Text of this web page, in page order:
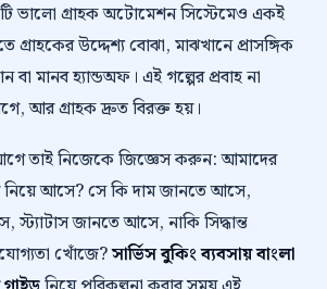
ভালো গ্রাহক অটোমেশন সিস্টেমেও একই
উদ্দেশ্য বোঝা, মাঝখানে প্রাসঙ্গিক
বা মানব হ্যান্ডঅফ। এই গল্পের প্রবাহ না
আর গ্রাহক দ্রুত বিরক্ত হয়।
তাই নিজেকে জিজ্ঞেস করুন: আমাদের
নিয়ে আসে? সে কি দাম জানতে আসে,
জানতে আসে, নাকি সিদ্ধান্ত
খোঁজে?সার্ভিস বুকিং ব্যবসায় বাংলা